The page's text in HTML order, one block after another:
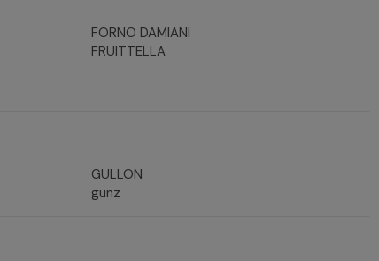
FORNO DAMIANI
FRUITTELLA
GULLON
gunz